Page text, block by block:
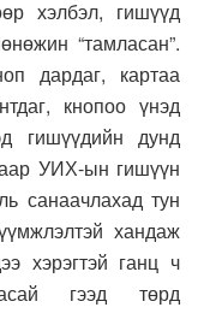
хэлбэл, гишүүд
“тамласан”.
дардаг, картаа
кнопоо үнэд
гишүүдийн дунд
УИХ-ын гишүүн
санаачлахад тун
хандаж
хэрэгтэй ганц ч
гээд төрд